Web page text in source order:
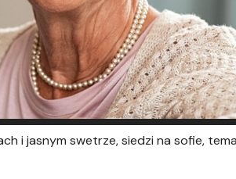
i jasnym swetrze, siedzi na sofie,